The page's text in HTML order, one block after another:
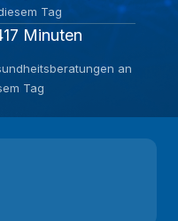
Tag
Minuten
an
Tag